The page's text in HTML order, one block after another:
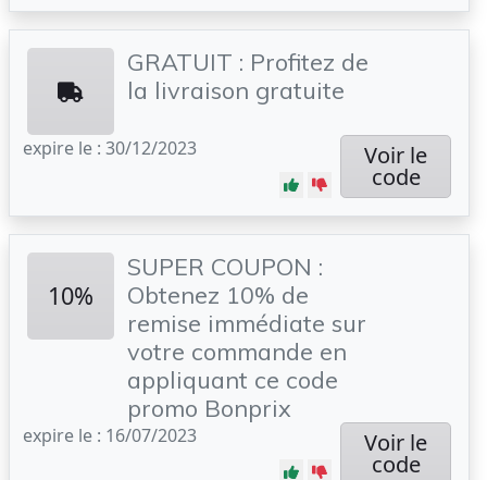
GRATUIT : Profitez de
la livraison gratuite
expire le : 30/12/2023 Voir le
code
10%
SUPER COUPON :
Obtenez 10% de
remise immédiate sur
votre commande en
appliquant ce code
promo Bonprix
expire le : 16/07/2023 Voir le
code